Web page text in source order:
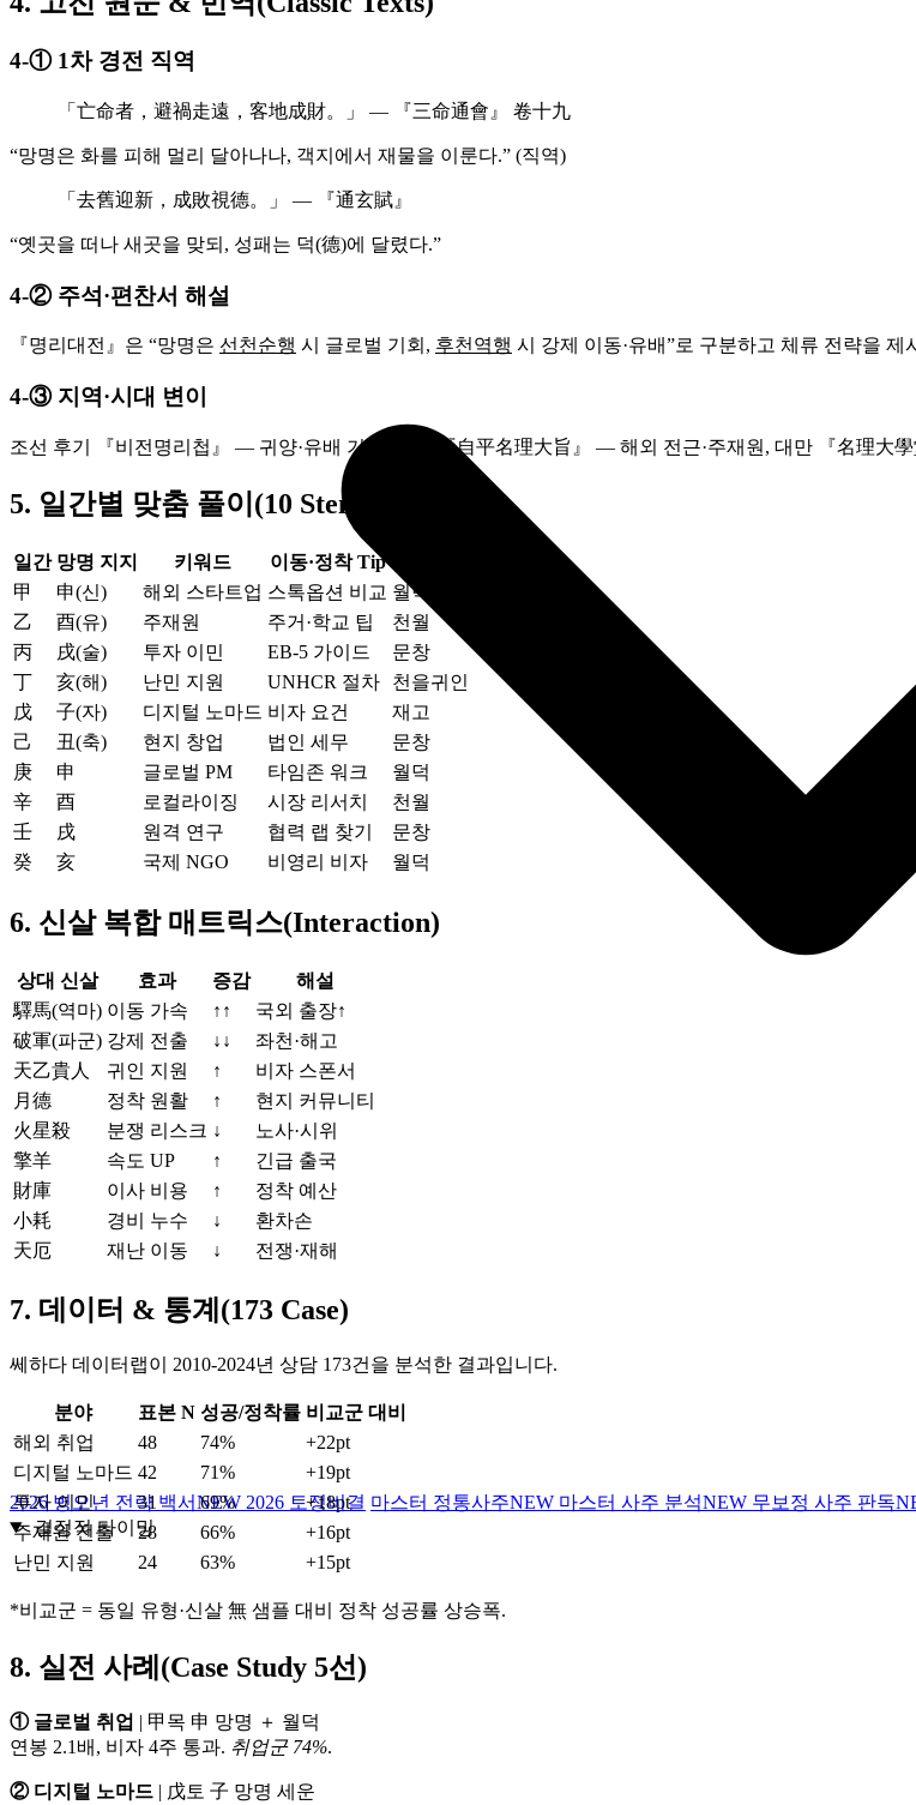
2026 병오년 전략 백서NEW 2026 토정비결 마스터 정통사주NEW 마스터 사주 분석NEW 무보정 사주 판독
결정적 타이밍
4‑① 1차 경전 직역
「亡命者，避禍走遠，客地成財。」 — 『三命通會』 卷十九
“망명은 화를 피해 멀리 달아나나, 객지에서 재물을 이룬다.” (직역)
「去舊迎新，成敗視德。」 — 『通玄賦』
“옛곳을 떠나 새곳을 맞되, 성패는 덕(德)에 달렸다.”
4‑② 주석·편찬서 해설
『명리대전』은 “망명은 선천순행 시 글로벌 기회, 후천역행 시 강제 이동·유배”로 구분하고 체류 전략을 제
4‑③ 지역·시대 변이
조선 후기 『비전명리첩』 ― 귀양·유배 기록, 일본 『自平名理大旨』 ― 해외 전근·주재원, 대만 『名理大
5. 일간별 맞춤 풀이(10 Stem Guide)
일간 망명 지지 키워드 이동·정착 Tip
甲
申(신) 해외 스타트업 스톡옵션 비교 월덕
乙
酉(유) 주재원 주거·학교 팁
천월
丙
戌(술) 투자 이민 EB‑5 가이드
문창
丁
亥(해) 난민 지원 UNHCR 절차
천을귀인
戊
子(자) 디지털 노마드 비자 요건
재고
己
丑(축) 현지 창업 법인 세무
문창
庚
申 글로벌 PM 타임존 워크
월덕
辛
酉 로컬라이징 시장 리서치
천월
壬
戌 원격 연구 협력 랩 찾기
문창
癸
亥 국제 NGO 비영리 비자 월덕
6. 신살 복합 매트릭스(Interaction)
상대 신살 효과 증감
해설
驛馬(역마) 이동 가속 ↑↑
국외 출장↑
破軍(파군) 강제 전출 ↓↓
좌천·해고
天乙貴人
귀인 지원 ↑
비자 스폰서
月德
정착 원활 ↑
현지 커뮤니티
火星殺
분쟁 리스크 ↓
노사·시위
擎羊
속도 UP ↑
긴급 출국
財庫
이사 비용 ↑
정착 예산
小耗
경비 누수 ↓
환차손
天厄
재난 이동 ↓ 전쟁·재해
7. 데이터 & 통계(173 Case)
쎄하다 데이터랩이 2010‑2024년 상담 173건을 분석한 결과입니다.
분야 표본 N 성공/정착률 비교군 대비
해외 취업
48 74%
+22pt
디지털 노마드 42 71%
+19pt
투자 이민
31 69%
+18pt
주재원 전출
28 66%
+16pt
난민 지원
24 63% +15pt
*비교군 = 동일 유형·신살 無 샘플 대비 정착 성공률 상승폭.
8. 실전 사례(Case Study 5선)
① 글로벌 취업 | 甲목 申 망명 ＋ 월덕
연봉 2.1배, 비자 4주 통과. 취업군 74%.
② 디지털 노마드 | 戊토 子 망명 세운